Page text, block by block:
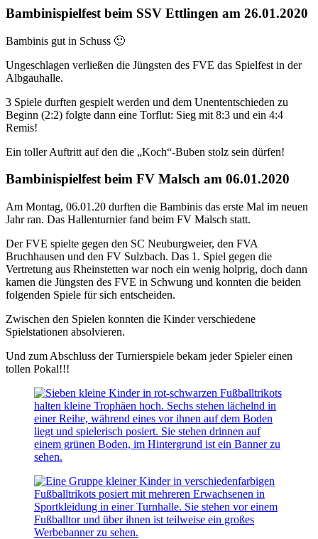
Bambinispielfest beim SSV Ettlingen am 26.01.2020
Bambinis gut in Schuss 🙂
Ungeschlagen verließen die Jüngsten des FVE das Spielfest in der
Albgauhalle.
3 Spiele durften gespielt werden und dem Unententschieden zu
Beginn (2:2) folgte dann eine Torflut: Sieg mit 8:3 und ein 4:4
Remis!
Ein toller Auftritt auf den die „Koch“-Buben stolz sein dürfen!
Bambinispielfest beim FV Malsch am 06.01.2020
Am Montag, 06.01.20 durften die Bambinis das erste Mal im neuen
Jahr ran. Das Hallenturnier fand beim FV Malsch statt.
Der FVE spielte gegen den SC Neuburgweier, den FVA
Bruchhausen und den FV Sulzbach. Das 1. Spiel gegen die
Vertretung aus Rheinstetten war noch ein wenig holprig, doch dann
kamen die Jüngsten des FVE in Schwung und konnten die beiden
folgenden Spiele für sich entscheiden.
Zwischen den Spielen konnten die Kinder verschiedene
Spielstationen absolvieren.
Und zum Abschluss der Turnierspiele bekam jeder Spieler einen
tollen Pokal!!!